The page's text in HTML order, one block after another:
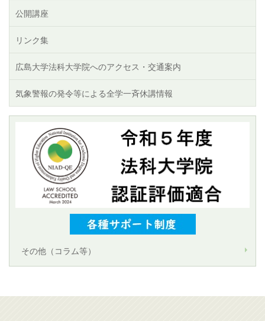
公開講座
リンク集
広島大学法科大学院へのアクセス・交通案内
気象警報の発令等による全学一斉休講情報
その他（コラム等）